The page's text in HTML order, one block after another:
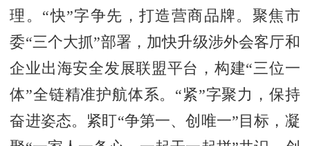
理。“快”字争先，打造营商品牌。聚焦市
委“三个大抓”部署，加快升级涉外会客厅和
企业出海安全发展联盟平台，构建“三位一
体”全链精准护航体系。“紧”字聚力，保持
奋进姿态。紧盯“争第一、创唯一”目标，凝